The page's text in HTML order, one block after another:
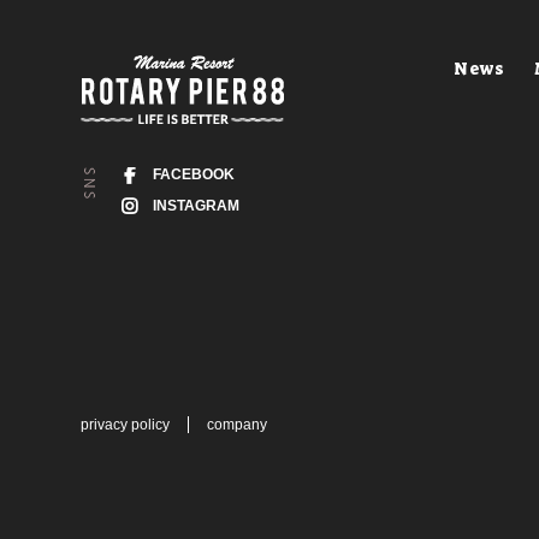
FACEBOOK
INSTAGRAM
News
privacy policy company